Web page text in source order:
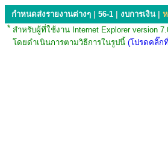
กำหนดส่งรายงานต่างๆ 56-1 งบการเงิน
* สำหรับผู้ที่ใช้งาน Internet Explorer
โดยดำเนินการตามวิธีการในรูปนี้ (โปรดคลิ๊ก